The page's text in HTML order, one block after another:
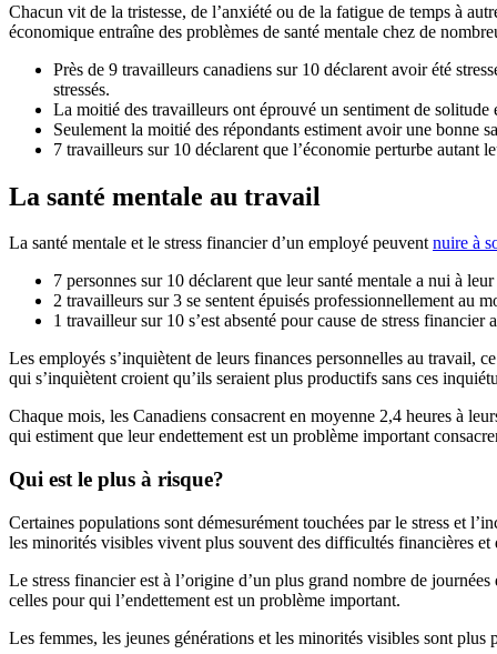
Chacun vit de la tristesse, de l’anxiété ou de la fatigue de temps à
économique entraîne des problèmes de santé mentale chez de
Près de 9 travailleurs canadiens sur 10 déclarent avoir été
stressés.
La moitié des travailleurs ont éprouvé un sentiment de solitude
Seulement la moitié des répondants estiment avoir une bonne
7 travailleurs sur 10 déclarent que l’économie perturbe autant
La santé mentale au travail
La santé mentale et le stress financier d’un employé peuventnuire à
7 personnes sur 10 déclarent que leur santé mentale a nui à
2 travailleurs sur 3 se sentent épuisés professionnellement au
1 travailleur sur 10 s’est absenté pour cause de stress
Les employés s’inquiètent de leurs finances personnelles au travail,
qui s’inquiètent croient qu’ils seraient plus productifs sans ces
Chaque mois, les Canadiens consacrent en moyenne 2,4 heures à
qui estiment que leur endettement est un problème important
Qui est le plus à risque?
Certaines populations sont démesurément touchées par le stress et
les minorités visibles vivent plus souvent des difficultés financières et
Le stress financier est à l’origine d’un plus grand nombre de
celles pour qui l’endettement est un problème important.
Les femmes, les jeunes générations et les minorités visibles sont